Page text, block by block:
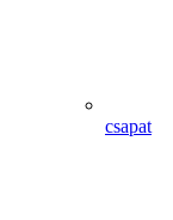
csapat